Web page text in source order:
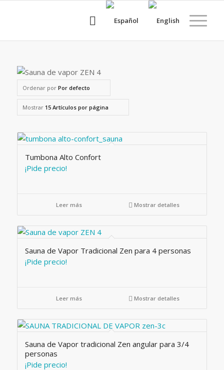
Ordenar por Por defecto
Mostrar 15 Artículos por página
Tumbona Alto Confort
¡Pide precio!
Leer más Mostrar detalles
Sauna de Vapor Tradicional Zen para 4 personas
¡Pide precio!
Leer más Mostrar detalles
Sauna de Vapor tradicional Zen angular para 3/4
personas
¡Pide precio!